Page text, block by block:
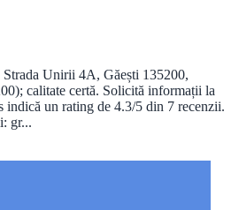
Unirii 4A, Găești 135200,
calitate certă. Solicită informații la
indică un rating de 4.3/5 din 7 recenzii.
gr...